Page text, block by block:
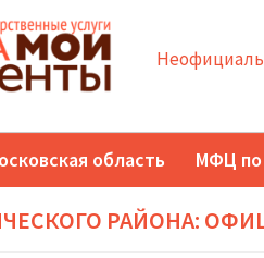
область МФЦ по
РАЙОНА: